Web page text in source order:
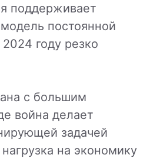
поддерживает
постоянной
2024 году резко
с большим
война делает
задачей
на экономику